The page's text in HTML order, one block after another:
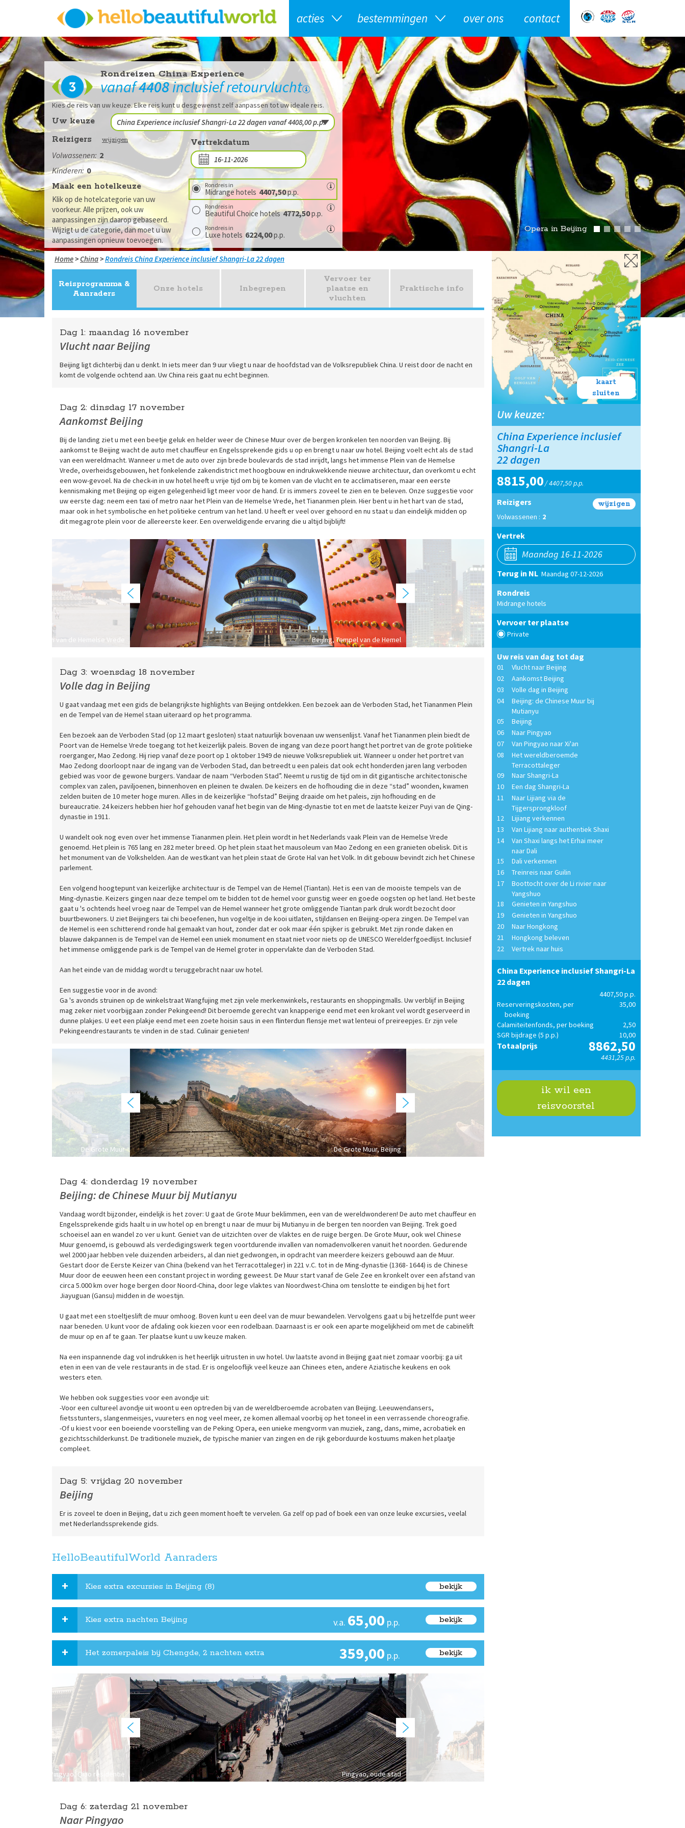
acties bestemmingen over ons contact
Rondreizen China Experience
vanaf4408inclusief retourvlucht
Kies de reis van uw keuze. Elke reis kunt u desgewenst zelf aanpassen tot uw ideale reis.
Reizigers wijzigen
Volwassenen: 2
Kinderen: 0
Vertrekdatum
Maak een hotelkeuze
Klik op de hotelcategorie van uw
voorkeur. Alle prijzen, ook uw
aanpassingen zijn daarop gebaseerd.
Wijzigt u de categorie, dan moet u uw
aanpassingen opnieuw toevoegen.
Rondreis in
Midrange hotels 4407,50p.p.
Rondreis in
Beautiful Choice hotels 4772,50p.p.
Rondreis in
Luxe hotels 6224,00p.p.
Opera in Beijing
Home> China> China Experience inclusief Shangri-La 22 dagen
Reisprogramma &
Aanraders
Onze hotels Inbegrepen
Vervoer ter
plaatse en
vluchten
Praktische info
Dag 1: maandag 16 november
Vlucht naar Beijing
Beijing ligt dichterbij dan u denkt. In iets meer dan 9 uur vliegt u naar de hoofdstad van de Volksrepubliek China. U reist door de nacht en
komt de volgende ochtend aan. Uw China reis gaat nu echt beginnen.
Dag 2: dinsdag 17 november
Aankomst Beijing
Bij de landing ziet u met een beetje geluk en helder weer de Chinese Muur over de bergen kronkelen ten noorden van Beijing. Bij
aankomst te Beijing wacht de auto met chauffeur en Engelssprekende gids u op en brengt u naar uw hotel. Beijing voelt echt als de stad
van een wereldmacht. Wanneer u met de auto over zijn brede boulevards de stad inrijdt, langs het immense Plein van de Hemelse
Vrede, overheidsgebouwen, het fonkelende zakendistrict met hoogbouw en indrukwekkende nieuwe architectuur, dan overkomt u echt
een wow-gevoel. Na de check-in in uw hotel heeft u vrije tijd om bij te komen van de vlucht en te acclimatiseren, maar een eerste
kennismaking met Beijing op eigen gelegenheid ligt meer voor de hand. Er is immers zoveel te zien en te beleven. Onze suggestie voor
uw eerste dag: neem een taxi of metro naar het Plein van de Hemelse Vrede, het Tiananmen plein. Hier bent u in het hart van de stad,
maar ook in het symbolische en het politieke centrum van het land. U heeft er veel over gehoord en nu staat u dan eindelijk midden op
dit megagrote plein voor de allereerste keer. Een overweldigende ervaring die u altijd bijblijft!
Plein van de Hemelse Vrede Beijing, Tempel van de Hemel
Dag 3: woensdag 18 november
Volle dag in Beijing
U gaat vandaag met een gids de belangrijkste highlights van Beijing ontdekken. Een bezoek aan de Verboden Stad, het Tiananmen Plein
en de Tempel van de Hemel staan uiteraard op het programma.
Een bezoek aan de Verboden Stad (op 12 maart gesloten) staat natuurlijk bovenaan uw wensenlijst. Vanaf het Tiananmen plein biedt de
Poort van de Hemelse Vrede toegang tot het keizerlijk paleis. Boven de ingang van deze poort hangt het portret van de grote politieke
roerganger, Mao Zedong. Hij riep vanaf deze poort op 1 oktober 1949 de nieuwe Volksrepubliek uit. Wanneer u onder het portret van
Mao Zedong doorloopt naar de ingang van de Verboden Stad, dan betreedt u een paleis dat ook echt honderden jaren lang verboden
gebied was voor de gewone burgers. Vandaar de naam “Verboden Stad”. Neemt u rustig de tijd om in dit gigantische architectonische
complex van zalen, paviljoenen, binnenhoven en pleinen te dwalen. De keizers en de hofhouding die in deze “stad” woonden, kwamen
zelden buiten de 10 meter hoge muren. Alles in de keizerlijke “hofstad” Beijing draaide om het paleis, zijn hofhouding en de
bureaucratie. 24 keizers hebben hier hof gehouden vanaf het begin van de Ming-dynastie tot en met de laatste keizer Puyi van de Qing-
dynastie in 1911.
U wandelt ook nog even over het immense Tiananmen plein. Het plein wordt in het Nederlands vaak Plein van de Hemelse Vrede
genoemd. Het plein is 765 lang en 282 meter breed. Op het plein staat het mausoleum van Mao Zedong en een granieten obelisk. Dit is
het monument van de Volkshelden. Aan de westkant van het plein staat de Grote Hal van het Volk. In dit gebouw bevindt zich het Chinese
parlement.
Een volgend hoogtepunt van keizerlijke architectuur is de Tempel van de Hemel (Tiantan). Het is een van de mooiste tempels van de
Ming-dynastie. Keizers gingen naar deze tempel om te bidden tot de hemel voor gunstig weer en goede oogsten op het land. Het beste
gaat u 's ochtends heel vroeg naar de Tempel van de Hemel wanneer het grote omliggende Tiantan park druk wordt bezocht door
buurtbewoners. U ziet Beijingers tai chi beoefenen, hun vogeltje in de kooi uitlaten, stijldansen en Beijing-opera zingen. De Tempel van
de Hemel is een schitterend ronde hal gemaakt van hout, zonder dat er ook maar één spijker is gebruikt. Met zijn ronde daken en
blauwe dakpannen is de Tempel van de Hemel een uniek monument en staat niet voor niets op de UNESCO Werelderfgoedlijst. Inclusief
het immense omliggende park is de Tempel van de Hemel groter in oppervlakte dan de Verboden Stad.
Aan het einde van de middag wordt u teruggebracht naar uw hotel.
Een suggestie voor in de avond:
Ga 's avonds struinen op de winkelstraat Wangfujing met zijn vele merkenwinkels, restaurants en shoppingmalls. Uw verblijf in Beijing
mag zeker niet voorbijgaan zonder Pekingeend! Dit beroemde gerecht van knapperige eend met een krokant vel wordt geserveerd in
dunne plakjes. U eet een plakje eend met een zoete hoisin saus in een flinterdun flensje met wat lenteui of preireepjes. Er zijn vele
Pekingeendrestaurants te vinden in de stad. Culinair genieten!
De Grote Muur De Grote Muur, Beijing
Dag 4: donderdag 19 november
Beijing: de Chinese Muur bij Mutianyu
Vandaag wordt bijzonder, eindelijk is het zover: U gaat de Grote Muur beklimmen, een van de wereldwonderen! De auto met chauffeur en
Engelssprekende gids haalt u in uw hotel op en brengt u naar de muur bij Mutianyu in de bergen ten noorden van Beijing. Trek goed
schoeisel aan en wandel zo ver u kunt. Geniet van de uitzichten over de vlaktes en de ruige bergen. De Grote Muur, ook wel Chinese
Muur genoemd, is gebouwd als verdedigingswerk tegen voortdurende invallen van nomadenvolkeren vanuit het noorden. Gedurende
wel 2000 jaar hebben vele duizenden arbeiders, al dan niet gedwongen, in opdracht van meerdere keizers gebouwd aan de Muur.
Gestart door de Eerste Keizer van China (bekend van het Terracottaleger) in 221 v.C. tot in de Ming-dynastie (1368- 1644) is de Chinese
Muur door de eeuwen heen een constant project in wording geweest. De Muur start vanaf de Gele Zee en kronkelt over een afstand van
circa 5.000 km over hoge bergen door Noord-China, door lege vlaktes van Noordwest-China om tenslotte te eindigen bij het fort
Jiayuguan (Gansu) midden in de woestijn.
U gaat met een stoeltjeslift de muur omhoog. Boven kunt u een deel van de muur bewandelen. Vervolgens gaat u bij hetzelfde punt weer
naar beneden. U kunt voor de afdaling ook kiezen voor een rodelbaan. Daarnaast is er ook een aparte mogelijkheid om met de cabinelift
de muur op en af te gaan. Ter plaatse kunt u uw keuze maken.
Na een inspannende dag vol indrukken is het heerlijk uitrusten in uw hotel. Uw laatste avond in Beijing gaat niet zomaar voorbij: ga uit
eten in een van de vele restaurants in de stad. Er is ongelooflijk veel keuze aan Chinees eten, andere Aziatische keukens en ook
westers eten.
We hebben ook suggesties voor een avondje uit:
-Voor een cultureel avondje uit woont u een optreden bij van de wereldberoemde acrobaten van Beijing. Leeuwendansers,
fietsstunters, slangenmeisjes, vuureters en nog veel meer, ze komen allemaal voorbij op het toneel in een verrassende choreografie.
-Of u kiest voor een boeiende voorstelling van de Peking Opera, een unieke mengvorm van muziek, zang, dans, mime, acrobatiek en
gezichtsschilderkunst. De traditionele muziek, de typische manier van zingen en de rijk geborduurde kostuums maken het plaatje
compleet.
Dag 5: vrijdag 20 november
Beijing
Er is zoveel te doen in Beijing, dat u zich geen moment hoeft te vervelen. Ga zelf op pad of boek een van onze leuke excursies, veelal
met Nederlandssprekende gids.
HelloBeautifulWorld Aanraders
Kies extra excursies in Beijing (8) bekijk
Kies extra nachten Beijing v.a. 65,00 p.p. bekijk
Het zomerpaleis bij Chengde, 2 nachten extra 359,00 p.p. bekijk
Pingyao, Qiao residentie Pingyao, oude stad
Dag 6: zaterdag 21 november
Naar Pingyao
kaart
sluiten
Uw keuze:
China Experience inclusief
Shangri-La
22 dagen
8815,00/ 4407,50 p.p.
Reizigers
Volwassenen : 2
wijzigen
Vertrek
Terug in NL Maandag 07-12-2026
Rondreis
Midrange hotels
Vervoer ter plaatse
Private
Uw reis van dag tot dag
01
Vlucht naar Beijing
02
Aankomst Beijing
03
Volle dag in Beijing
04
Beijing: de Chinese Muur bij
Mutianyu
05
Beijing
06
Naar Pingyao
07
Van Pingyao naar Xi'an
08
Het wereldberoemde
Terracottaleger
09
Naar Shangri-La
10
Een dag Shangri-La
11
Naar Lijiang via de
Tijgersprongkloof
12
Lijiang verkennen
13
Van Lijiang naar authentiek Shaxi
14
Van Shaxi langs het Erhai meer
naar Dali
15
Dali verkennen
16
Treinreis naar Guilin
17
Boottocht over de Li rivier naar
Yangshuo
18
Genieten in Yangshuo
19
Genieten in Yangshuo
20
Naar Hongkong
21
Hongkong beleven
22
Vertrek naar huis
China Experience inclusief Shangri-La
22 dagen
4407,50 p.p.
Reserveringskosten, per
boeking
35,00
Calamiteitenfonds, per boeking
2,50
SGR bijdrage (5 p.p.)
10,00
Totaalprijs 8862,50
4431,25 p.p.
ik wil een
reisvoorstel